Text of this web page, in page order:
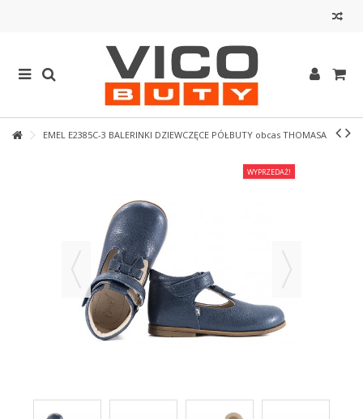
EMEL E2385C-3 BALERINKI DZIEWCZĘCE PÓŁBUTY obcas THOMASA
WYPRZEDAŻ!